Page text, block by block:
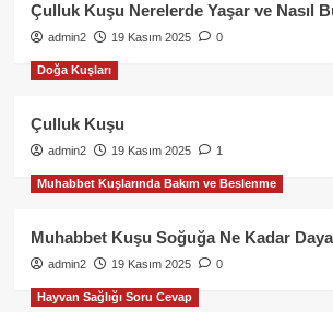
Çulluk Kuşu Nerelerde Yaşar ve Nasıl
admin2 19 Kasım 2025 0
Doğa Kuşları
Çulluk Kuşu
admin2 19 Kasım 2025 1
Muhabbet Kuşlarında Bakım ve Beslenme
Muhabbet Kuşu Soğuğa Ne Kadar
admin2 19 Kasım 2025 0
Hayvan Sağlığı Soru Cevap